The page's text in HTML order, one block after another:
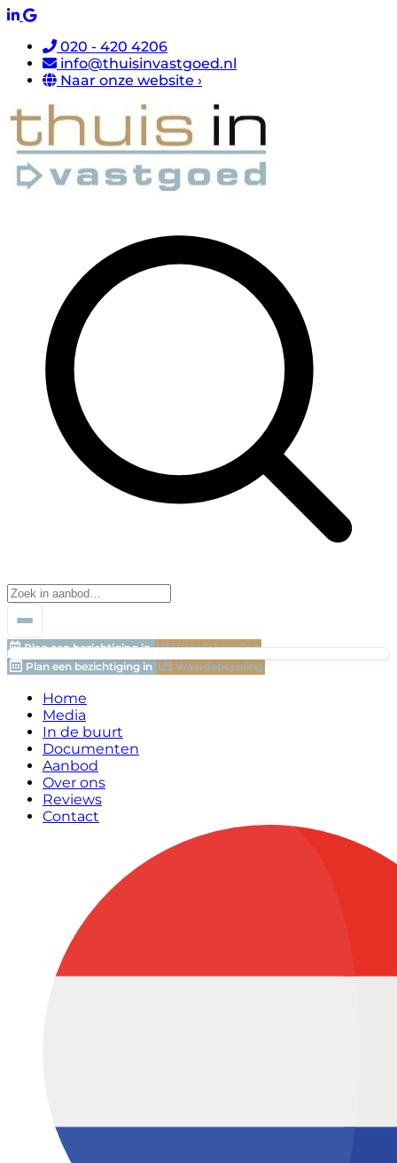
020 - 420 4206
info@thuisinvastgoed.nl
Naar onze website ›
Plan een bezichtiging in
Waardebepaling
Plan een bezichtiging in
Waardebepaling
Home
Media
In de buurt
Documenten
Aanbod
Over ons
Reviews
Contact